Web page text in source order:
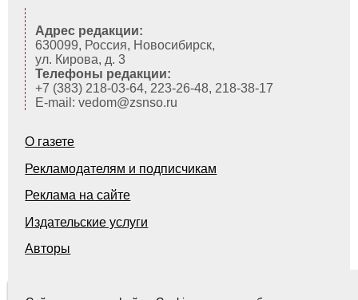
Адрес редакции:
630099, Россия, Новосибирск,
ул. Кирова, д. 3
Телефоны редакции:
+7 (383) 218-03-64, 223-26-48, 218-38-17
E-mail: vedom@zsnso.ru
О газете
Рекламодателям и подписчикам
Реклама на сайте
Издательские услуги
Авторы